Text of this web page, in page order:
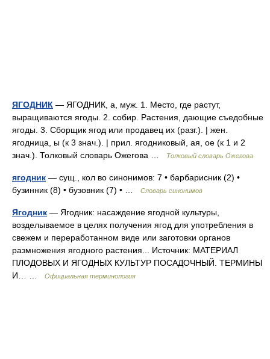
ЯГОДНИК — ЯГОДНИК, а, муж. 1. Место, где растут,
выращиваются ягоды. 2. собир. Растения, дающие съедобные
ягоды. 3. Сборщик ягод или продавец их (разг.). | жен.
ягодница, ы (к 3 знач.). | прил. ягодниковый, ая, ое (к 1 и 2
знач.). Толковый словарь Ожегова …
Толковый словарь Ожегова
ягодник — сущ., кол во синонимов: 7 • барбарисник (2) •
бузинник (8) • бузовник (7) • …
Словарь синонимов
Ягодник — Ягодник: насаждение ягодной культуры,
возделываемое в целях получения ягод для употребления в
свежем и переработанном виде или заготовки органов
размножения ягодного растения... Источник: МАТЕРИАЛ
ПЛОДОВЫХ И ЯГОДНЫХ КУЛЬТУР ПОСАДОЧНЫЙ. ТЕРМИНЫ
И… …
Официальная терминология